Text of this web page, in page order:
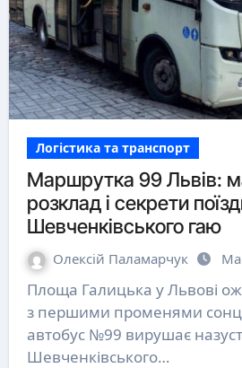
Логістика та транспорт
Маршрутка 99 Львів:
розклад і секрети
Шевченківського гаю
Олексій Паламарчук
Площа Галицька у Львові оживає щовихідних
з першими променями
автобус №99 вирушає
Шевченківського…